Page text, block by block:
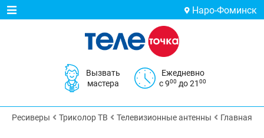
Наро-Фоминск
Вызвать
мастера
Ежедневно
с 900 до 2100
Ресиверы Триколор ТВ Телевизионные антенны Главная